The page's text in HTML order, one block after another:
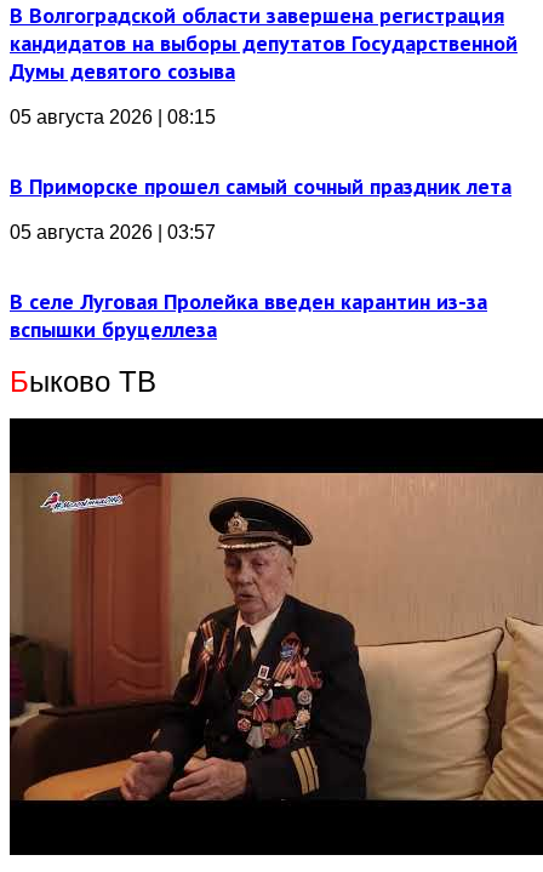
В Волгоградской области завершена регистрация
кандидатов на выборы депутатов Государственной
Думы девятого созыва
05 августа 2026 | 08:15
В Приморске прошел самый сочный праздник лета
05 августа 2026 | 03:57
В селе Луговая Пролейка введен карантин из-за
вспышки бруцеллеза
Быково ТВ